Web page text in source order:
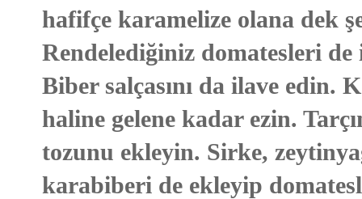
hafifçe karamelize olana dek
Rendelediğiniz domatesleri
Biber salçasını da ilave edin.
haline gelene kadar ezin.
tozunu ekleyin. Sirke,
karabiberi de ekleyip